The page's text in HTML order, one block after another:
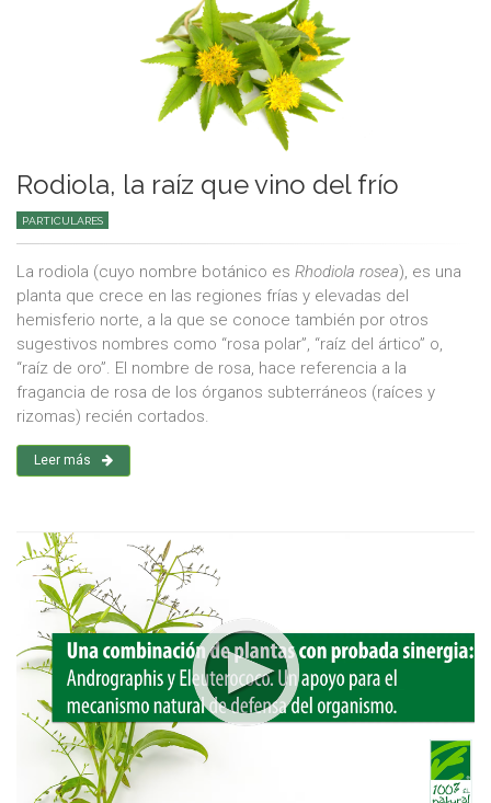
Rodiola, la raíz que vino del frío
PARTICULARES
La rodiola (cuyo nombre botánico es Rhodiola rosea), es una
planta que crece en las regiones frías y elevadas del
hemisferio norte, a la que se conoce también por otros
sugestivos nombres como “rosa polar”, “raíz del ártico” o,
“raíz de oro”. El nombre de rosa, hace referencia a la
fragancia de rosa de los órganos subterráneos (raíces y
rizomas) recién cortados.
Leer más